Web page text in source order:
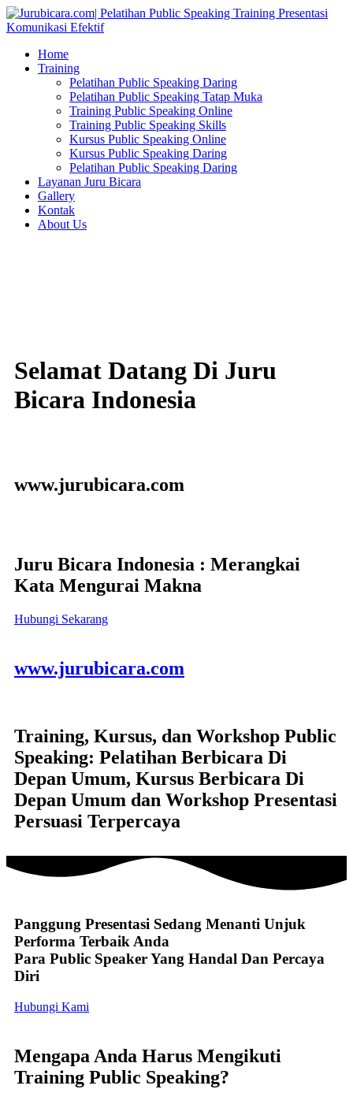
Home
Training
Pelatihan Public Speaking Daring
Pelatihan Public Speaking Tatap Muka
Training Public Speaking Online
Training Public Speaking Skills
Kursus Public Speaking Online
Kursus Public Speaking Daring
Pelatihan Public Speaking Daring
Layanan Juru Bicara
Gallery
Kontak
About Us
Selamat Datang Di Juru
Bicara Indonesia
www.jurubicara.com
Juru Bicara Indonesia : Merangkai
Kata Mengurai Makna
Hubungi Sekarang
www.jurubicara.com
Training, Kursus, dan Workshop Public
Speaking: Pelatihan Berbicara Di
Depan Umum, Kursus Berbicara Di
Depan Umum dan Workshop Presentasi
Persuasi Terpercaya
Panggung Presentasi Sedang Menanti Unjuk
Performa Terbaik Anda
Para Public Speaker Yang Handal Dan Percaya
Diri
Hubungi Kami
Mengapa Anda Harus Mengikuti
Training Public Speaking?